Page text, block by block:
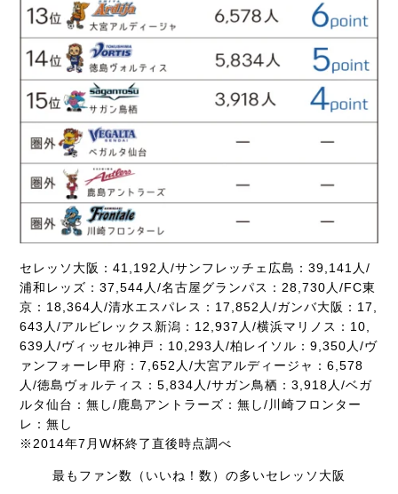
セレッソ大阪：41,192人/サンフレッチェ広島：39,141人/
浦和レッズ：37,544人/名古屋グランパス：28,730人/FC東
京：18,364人/清水エスパレス：17,852人/ガンバ大阪：17,
643人/アルビレックス新潟：12,937人/横浜マリノス：10,
639人/ヴィッセル神戸：10,293人/柏レイソル：9,350人/ヴ
ァンフォーレ甲府：7,652人/大宮アルディージャ：6,578
人/徳島ヴォルティス：5,834人/サガン鳥栖：3,918人/ベガ
ルタ仙台：無し/鹿島アントラーズ：無し/川崎フロンター
レ：無し
※2014年7月W杯終了直後時点調べ
最もファン数（いいね！数）の多いセレッソ大阪